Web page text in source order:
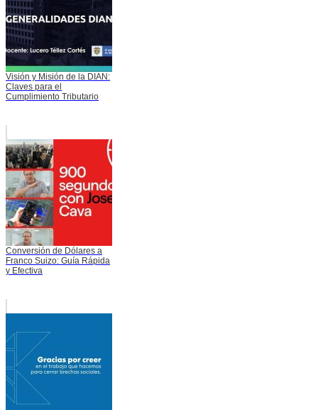
Visión y Misión de la DIAN:
Claves para el
Cumplimiento Tributario
Conversión de Dólares a
Franco Suizo: Guía Rápida
y Efectiva